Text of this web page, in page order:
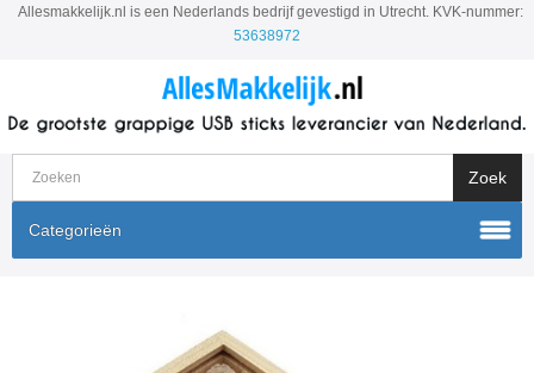
Allesmakkelijk.nl is een Nederlands bedrijf gevestigd in Utrecht. KVK-nummer:
53638972
Categorieën